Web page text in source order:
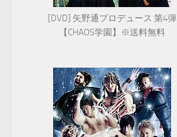
[DVD] 矢野通プロデュース 第4弾
【CHAOS学園】※送料無料